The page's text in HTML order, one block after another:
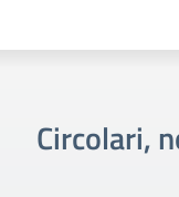
Circolari,